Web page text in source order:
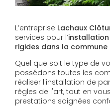
L’entreprise Lachaux
services pour l’
rigides dans la
Quel que soit le type de
possédons toutes les
réaliser l'installation de
règles de l'art, tout en
prestations soignées